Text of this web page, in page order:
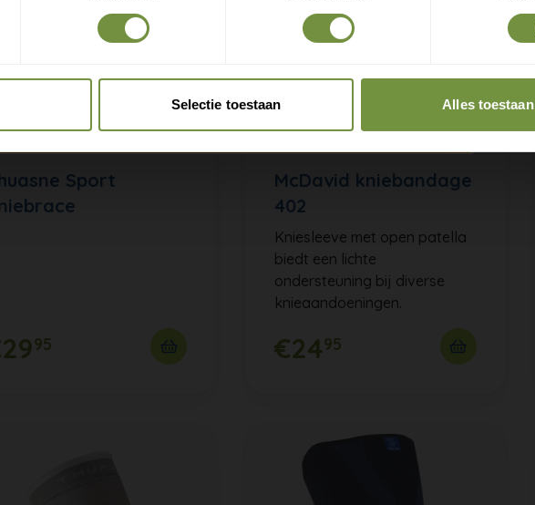
Selectie toestaan Alles toestaan
Sport
95
McDavid kniebandage
402
Kniesleeve met open patella
biedt een lichte
ondersteuning bij diverse
knieaandoeningen.
€2495
Claim gratis verzending